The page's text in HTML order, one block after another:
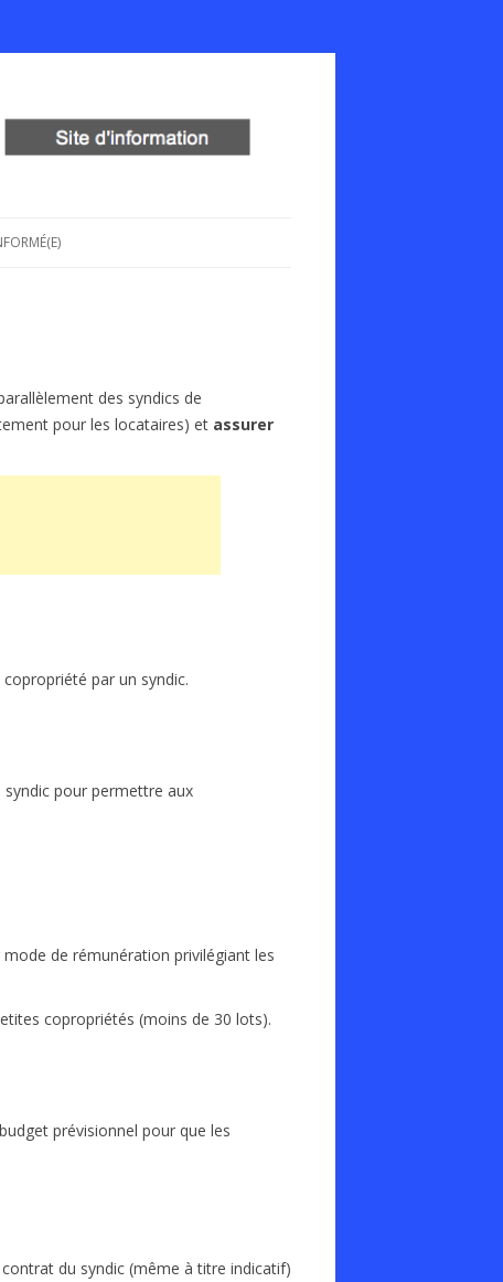
des syndics de
pour les locataires) et assurer
par un syndic.
pour permettre aux
de rémunération privilégiant les
copropriétés (moins de 30 lots).
prévisionnel pour que les
du syndic (même à titre indicatif)